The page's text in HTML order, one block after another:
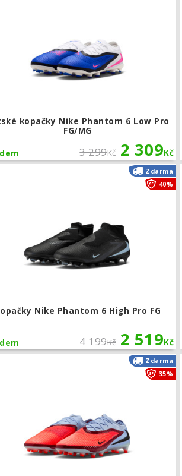
kopačky Nike Phantom 6 Low Pro
FG/MG
3 299Kč 2 309Kč
Nike Phantom 6 High Pro FG
4 199Kč 2 519Kč
Zdarma
40%
Zdarma
35%